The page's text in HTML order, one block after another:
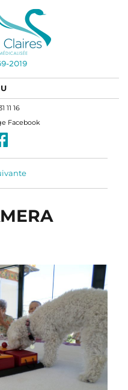
2019
11 16
Facebook